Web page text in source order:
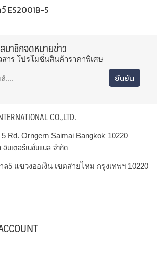
ES2001B-5
มาชิกจดหมายข่าว
สาร โปรโมชั่นสินค้าราคาพิเศษ
CO.,LTD.
Rd. Orngern Saimai Bangkok 10220
นเตอร์เนชั่นแนล จำกัด
5 แขวงออเงิน เขตสายไหม กรุงเทพฯ 10220